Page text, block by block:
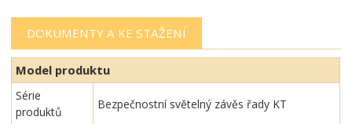
DOKUMENTY A KE STAŽENÍ
Model produktu
Série
produktů
Bezpečnostní světelný závěs řady KT